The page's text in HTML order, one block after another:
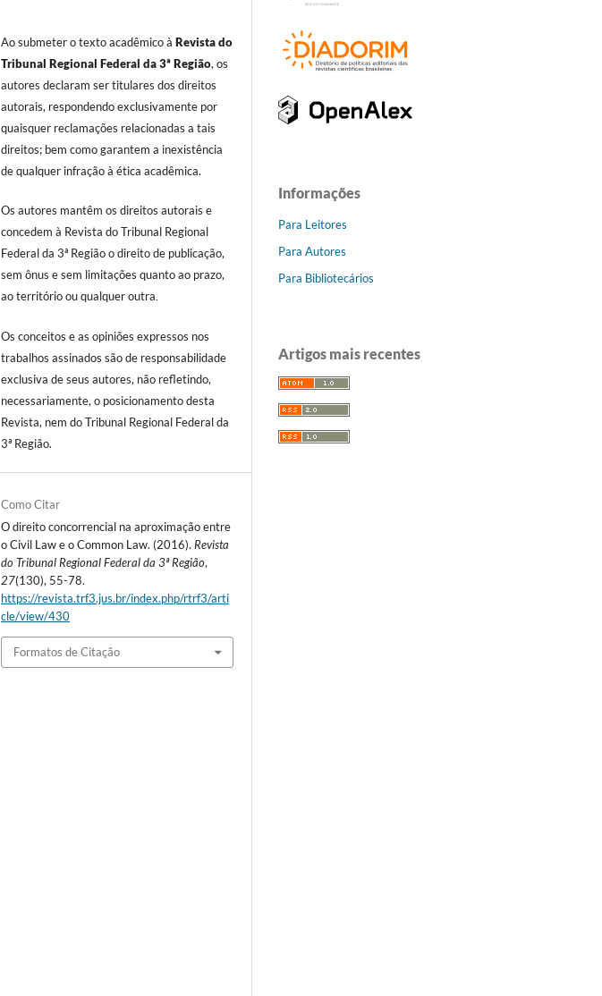
Ao submeter o texto acadêmico àRevista do
Tribunal Regional Federal da 3ª Região, os
autores declaram ser titulares dos direitos
autorais, respondendo exclusivamente por
quaisquer reclamações relacionadas a tais
direitos; bem como garantem a inexistência
de qualquer infração à ética acadêmica.
Os autores mantêm os direitos autorais e
concedem à Revista do Tribunal Regional
Federal da 3ª Região o direito de publicação,
sem ônus e sem limitações quanto ao prazo,
ao território ou qualquer outra.
Os conceitos e as opiniões expressos nos
trabalhos assinados são de responsabilidade
exclusiva de seus autores, não refletindo,
necessariamente, o posicionamento desta
Revista, nem do Tribunal Regional Federal da
3ª Região.
Como Citar
O direito concorrencial na aproximação entre
o Civil Law e o Common Law. (2016). Revista
do Tribunal Regional Federal da 3ª Região,
27(130), 55-78.
https://revista.trf3.jus.br/index.php/rtrf3/arti
cle/view/430
Formatos de Citação
Informações
Para Leitores
Para Autores
Para Bibliotecários
Artigos mais recentes